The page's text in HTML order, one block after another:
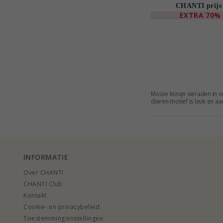
CHANTI prijs
EXTRA 70%
Mooie konijn sieraden in
dieren motief is leuk en
INFORMATIE
Over CHANTI
CHANTI Club
Kontakt
Cookie- en privacybeleid
Toestemmingsinstellingen